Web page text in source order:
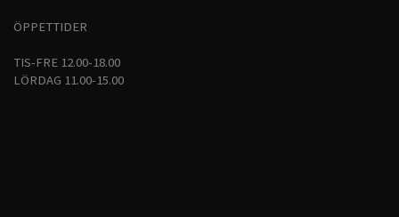
ÖPPETTIDER
TIS-FRE 12.00-18.00
LÖRDAG 11.00-15.00